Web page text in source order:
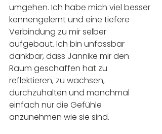
umgehen. Ich habe mich viel besser
kennengelernt und eine tiefere
Verbindung zu mir selber
aufgebaut. Ich bin unfassbar
dankbar, dass Jannike mir den
Raum geschaffen hat zu
reflektieren, zu wachsen,
durchzuhalten und manchmal
einfach nur die Gefühle
anzunehmen wie sie sind.